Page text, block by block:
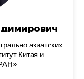
азиатских
Китая и